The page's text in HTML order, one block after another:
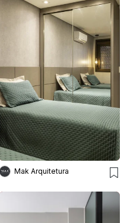
Mak Arquitetura